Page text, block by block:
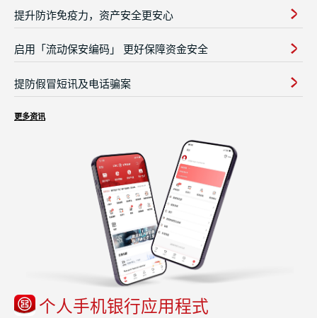
提升防诈免疫力，资产安全更安心
启用「流动保安编码」 更好保障资金安全
提防假冒短讯及电话骗案
更多资讯
个人手机银行应用程式